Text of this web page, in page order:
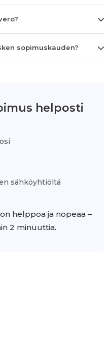
sopimuskauden?
helposti
sähköyhtiöltä
helppoa ja nopeaa –
2 minuuttia.